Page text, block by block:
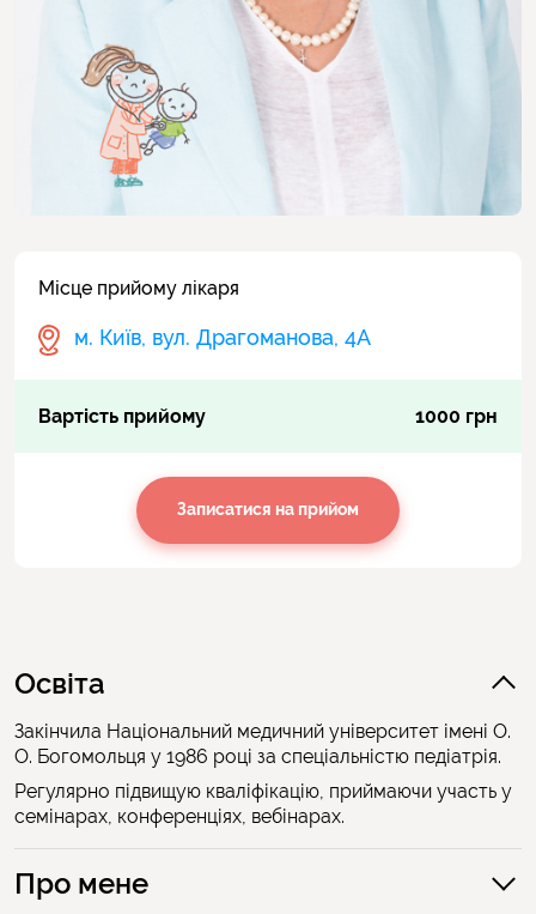
Місце прийому лікаря
м. Київ, вул. Драгоманова, 4А
Вартість прийому 1000 грн
Записатися на прийом
Освіта
Закінчила Національний медичний університет імені О.
О. Богомольця у 1986 році за спеціальністю педіатрія.
Регулярно підвищую кваліфікацію, приймаючи участь у
семінарах, конференціях, вебінарах.
Про мене